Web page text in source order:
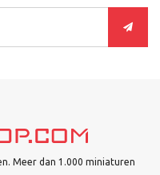
Meer dan 1.000 miniaturen